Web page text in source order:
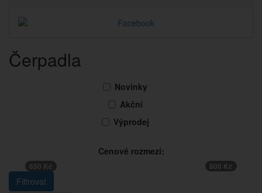
Čerpadla
Novinky
Akční
Výprodej
Cenové rozmezí:
650 Kč 800 Kč